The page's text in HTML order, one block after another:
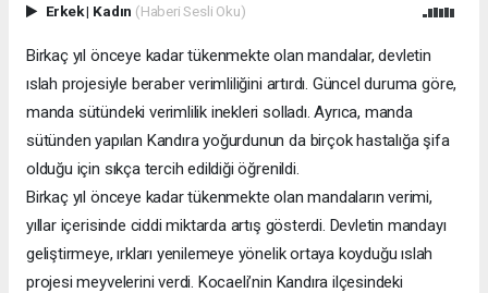
Erkek| Kadın (Haberi Sesli Oku)
Birkaç yıl önceye kadar tükenmekte olan mandalar, devletin
ıslah projesiyle beraber verimliliğini artırdı. Güncel duruma göre,
manda sütündeki verimlilik inekleri solladı. Ayrıca, manda
sütünden yapılan Kandıra yoğurdunun da birçok hastalığa şifa
olduğu için sıkça tercih edildiği öğrenildi.
Birkaç yıl önceye kadar tükenmekte olan mandaların verimi,
yıllar içerisinde ciddi miktarda artış gösterdi. Devletin mandayı
geliştirmeye, ırkları yenilemeye yönelik ortaya koyduğu ıslah
projesi meyvelerini verdi. Kocaeli’nin Kandıra ilçesindeki